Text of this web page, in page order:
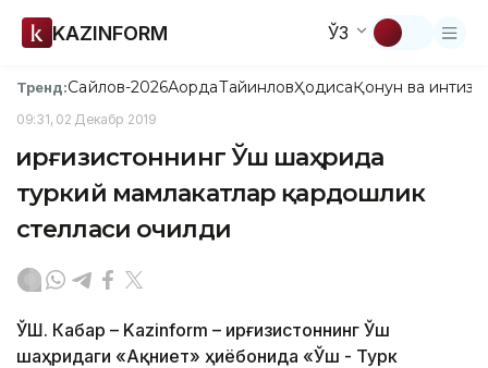
KAZINFORM ЎЗ
Тренд:Сайлов-2026АқордаТайинловҲодисаҚонун ва
09:31, 02 Декабр 2019
Қирғизистоннинг Ўш шаҳрида
туркий мамлакатлар қардошлик
стелласи очилди
ЎШ. Кабар – Kazinform – Қирғизистоннинг Ўш
шаҳридаги «Ақниет» ҳиёбонида «Ўш - Турк